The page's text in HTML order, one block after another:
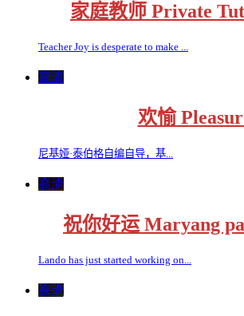
家庭教师 Private
Teacher Joy is desperate to make ...
高清
欢愉
尼基娅·泰伯格自编自导，基...
高清
祝你好运 Maryang
Lando has just started working on...
高清